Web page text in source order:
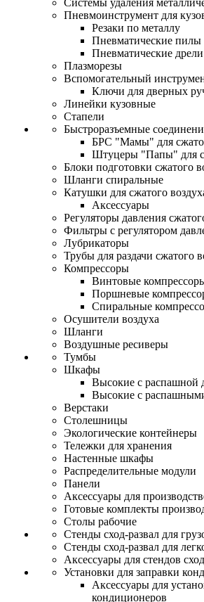
Системы удаления
Пневмоинструмент для
Резаки по металлу
Пневматические пилы
Пневматические
Плазморезы
Вспомогательный
Ключи для дверных
Линейки кузовные
Стапели
Быстроразъемные
БРС "Мамы" для
Штуцеры "Папы" для
Блоки подготовки сжатого
Шланги спиральные
Катушки для сжатого
Аксессуары
Регуляторы давления
Фильтры с регулятором
Лубрикаторы
Трубы для раздачи сжатого
Компрессоры
Винтовые
Поршневые
Спиральные
Осушители воздуха
Шланги
Воздушные ресиверы
Тумбы
Шкафы
Высокие с распашной
Высокие с
Верстаки
Столешницы
Экологические контейнеры
Тележки для хранения
Настенные шкафы
Распределительные модули
Панели
Аксессуары для
Готовые комплекты
Столы рабочие
Стенды сход-развал для
Стенды сход-развал для
Аксессуары для стендов
Установки для заправки
Аксессуары для
кондиционеров